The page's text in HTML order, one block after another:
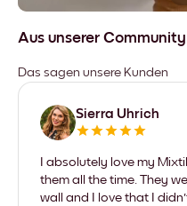
Aus unserer Community
Das sagen unsere Kunden
Sierra Uhrich
I absolutely love my
them all the time. They
wall and I love that I